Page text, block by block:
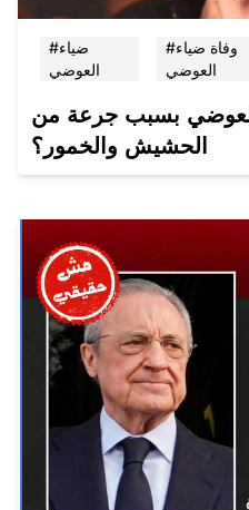
#ضياء
العوضي
#وفاة ضياء
العوضي
العوضي بسبب جرعة من
الحشيش والخمور؟